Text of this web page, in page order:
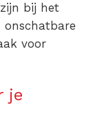
bij het
onschatbare
voor
je